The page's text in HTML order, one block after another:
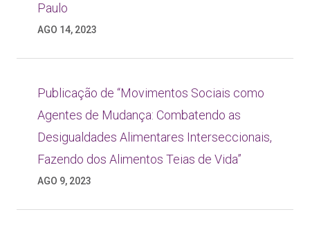
Paulo
AGO 14, 2023
Publicação de “Movimentos Sociais como
Agentes de Mudança: Combatendo as
Desigualdades Alimentares Interseccionais,
Fazendo dos Alimentos Teias de Vida”
AGO 9, 2023